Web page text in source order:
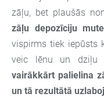
zāļu, bet plaušās
zāļu depozīciju
vispirms tiek iepūsts
veic lēnu un dziļu
vairākkārt palielina
un tā rezultātā